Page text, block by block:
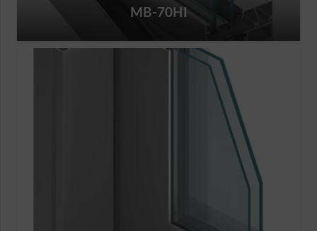
MB-70HI